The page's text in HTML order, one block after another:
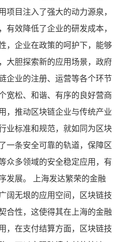
项目注入了强大的动力源泉，
有效降低了企业的研发成本，
，企业在政策的呵护下，能够
大胆探索新的应用场景，政府
企业的注册、运营等各个环节
宽松、和谐、有序的良好营商
，推动区块链企业与传统产业
业标准和规范，就如同为区块
一条安全可靠的轨道，保障区
众多领域的安全稳定应用，有
发展。 上海发达繁荣的金融
阔无垠的应用空间，区块链技
合性，这使得其在上海的金融
，在支付结算方面，区块链技